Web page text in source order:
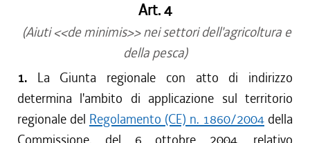
Art. 4
(Aiuti <<de minimis>> nei settori dell'agricoltura e
della pesca)
1. La Giunta regionale con atto di indirizzo
determina l'ambito di applicazione sul territorio
regionale del Regolamento (CE) n. 1860/2004 della